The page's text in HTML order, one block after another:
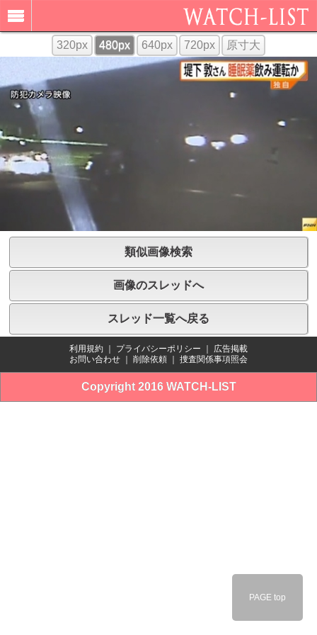
320px 480px 640px 720px 原寸大
類似画像検索
画像のスレッドへ
スレッド一覧へ戻る
利用規約 プライバシーポリシー
広告掲載
お問い合わせ
削除依頼 捜査関係事項照会
Copyright 2016 WATCH-LIST
PAGE top